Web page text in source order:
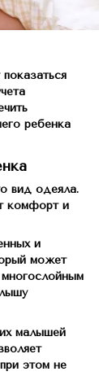
ребенка
вид одеяла.
комфорт и
и
может
малышей
этом не